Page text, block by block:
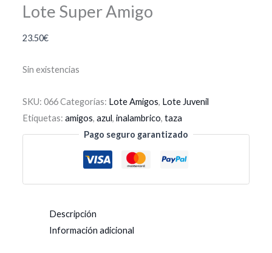
Lote Super Amigo
23.50€
Sin existencias
SKU:066Categorías: Lote Amigos, Lote Juvenil
Etiquetas:amigos,azul,inalambrico,taza
Pago seguro garantizado
Descripción
Información adicional